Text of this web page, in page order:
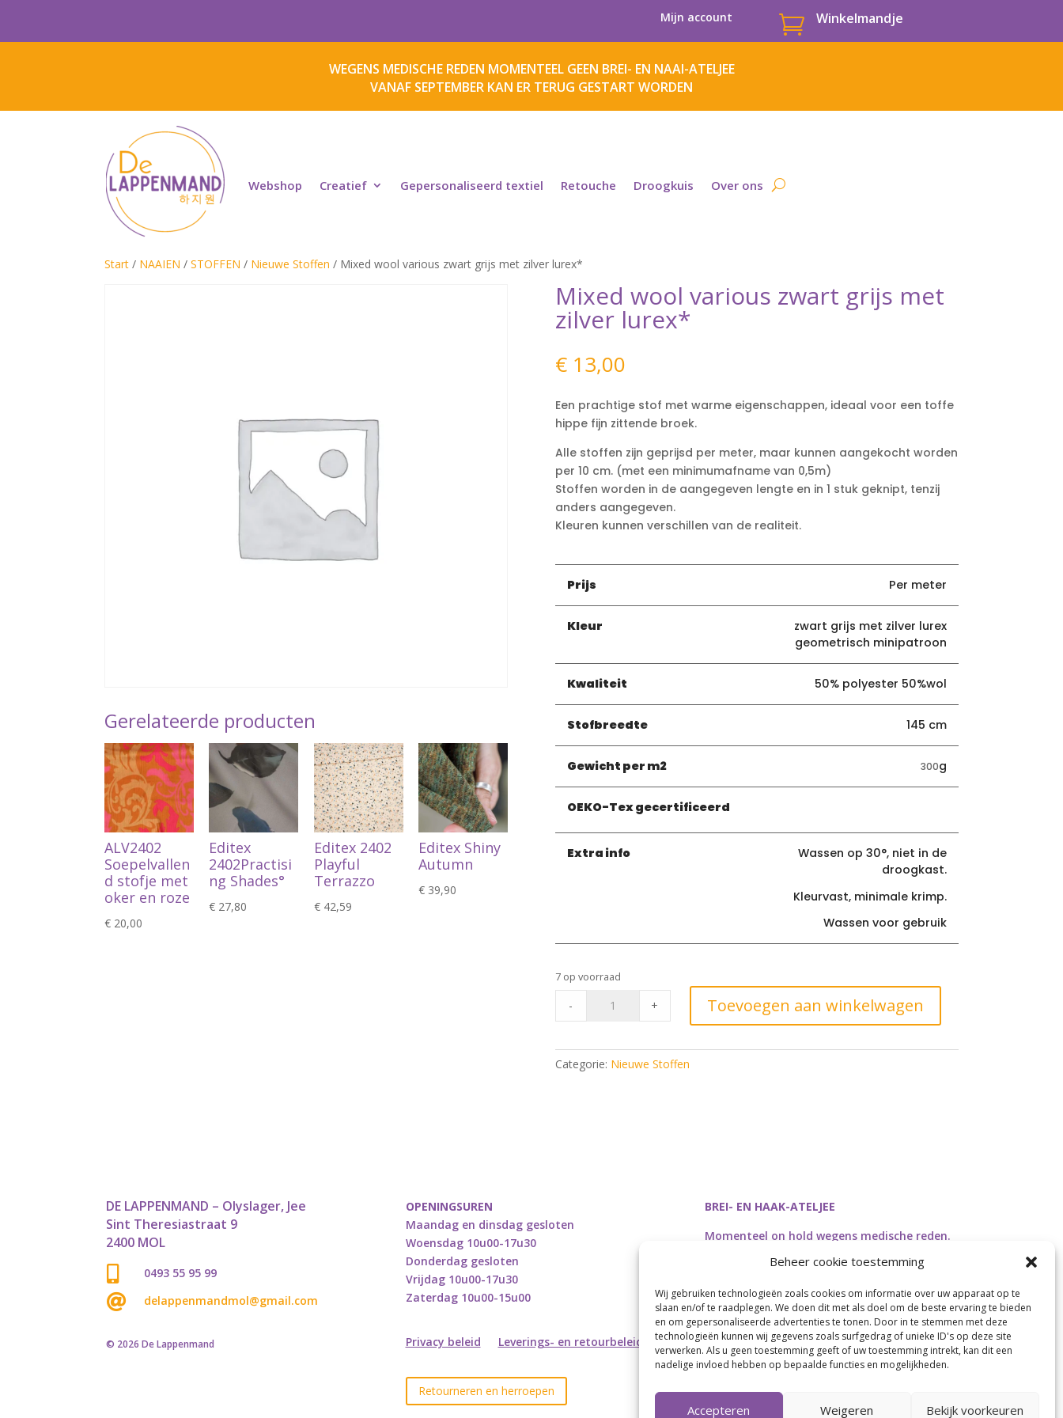
Beheer cookie toestemming
Wij gebruiken technologieën zoals cookies om informatie over uw apparaat op te
slaan en/of te raadplegen. We doen dit met als doel om de beste ervaring te bieden
en om gepersonaliseerde advertenties te tonen. Door in te stemmen met deze
technologieën kunnen wij gegevens zoals surfgedrag of unieke ID's op deze site
verwerken. Als u geen toestemming geeft of uw toestemming intrekt, kan dit een
nadelige invloed hebben op bepaalde functies en mogelijkheden.
Accepteren Weigeren Bekijk voorkeuren
Mijn account  Winkelmandje
WEGENS MEDISCHE REDEN MOMENTEEL GEEN BREI- EN NAAI-ATELJEE
VANAF SEPTEMBER KAN ER TERUG GESTART WORDEN
Webshop Creatief Gepersonaliseerd textiel Retouche Droogkuis Over ons
Start / NAAIEN / STOFFEN / Nieuwe Stoffen / Mixed wool various zwart grijs met zilver lurex*
Gerelateerde producten
ALV2402
Soepelvallen
d stofje met
oker en roze
€ 20,00
Editex
2402Practisi
ng Shades°
€ 27,80
Editex 2402
Playful
Terrazzo
€42,59
Editex Shiny
Autumn
€ 39,90
Mixed wool various zwart grijs met
zilver lurex*
€13,00
Een prachtige stof met warme eigenschappen, ideaal voor een toffe
hippe fijn zittende broek.
Alle stoffen zijn geprijsd per meter, maar kunnen aangekocht worden
per 10 cm. (met een minimumafname van 0,5m)
Stoffen worden in de aangegeven lengte en in 1 stuk geknipt, tenzij
anders aangegeven.
Kleuren kunnen verschillen van de realiteit.
Prijs Per meter
Kleur
zwart grijs met zilver lurex
geometrisch minipatroon
Kwaliteit 50% polyester 50%wol
Stofbreedte 145 cm
Gewicht per m2 300g
OEKO-Tex gecertificeerd
Extra info
Wassen op 30°, niet in de
droogkast.
Kleurvast, minimale krimp.
Wassen voor gebruik
7 op voorraad
zwart
grijs
- + Toevoegen aan winkelwagen
Categorie: Nieuwe Stoffen
DE LAPPENMAND – Olyslager, Jee
Sint Theresiastraat 9
2400 MOL
 0493 55 95 99
 delappenmandmol@gmail.com
© 2026 De Lappenmand
OPENINGSUREN
Maandag en dinsdag gesloten
Woensdag 10u00-17u30
Donderdag gesloten
Vrijdag 10u00-17u30
Zaterdag 10u00-15u00
Privacy beleid Leverings- en retourbeleid
Retourneren en herroepen
BREI- EN HAAK-ATELJEE
Momenteel on hold wegens medische reden.
Heropstart september.
Webdesign byConnection Communication